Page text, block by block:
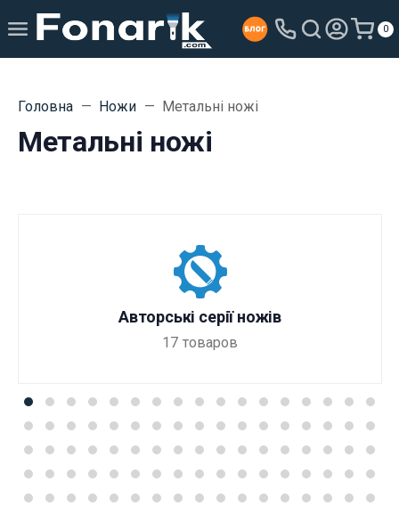
0
Головна Ножи Метальні ножі
Метальні ножі
Авторські серії ножів
17 товаров